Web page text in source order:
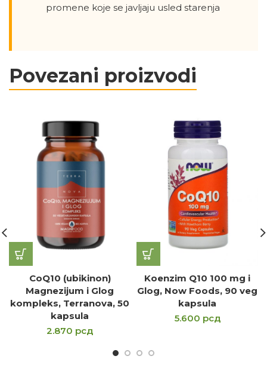
promene koje se javljaju usled starenja
Povezani proizvodi
CoQ10 (ubikinon)
Magnezijum i Glog
kompleks, Terranova, 50
kapsula
2.870 рсд
Koenzim Q10 100 mg i
Glog, Now Foods, 90 veg
kapsula
5.600 рсд